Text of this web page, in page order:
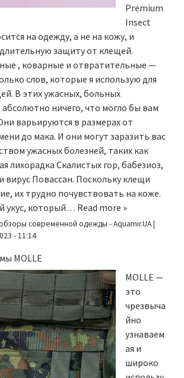
Premium
Insect
на одежду, а не на кожу, и
защиту от клещей.
, коварные и отвратительные —
слов, которые я использую для
В этих ужасных, больных
ничего, что могло бы вам
варьируются в размерах от
до мака. И они могут заразить вас
ужасных болезней, таких как
лихорадка Скалистых гор, бабезиоз,
вирус Повассан. Поскольку клещи
их трудно почувствовать на коже.
укус, который… Read more »
современной одежды - Aquamir.UA|
- 11:14
MOLLE
MOLLE —
это
чрезвыча
йно
узнаваем
ая и
широко